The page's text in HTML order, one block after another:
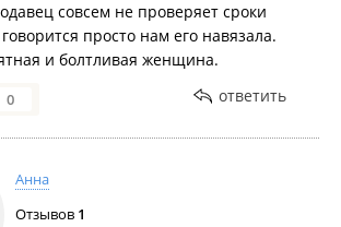
совсем не проверяет сроки
просто нам его навязала.
и болтливая женщина.
0 ответить
Анна
Отзывов 1